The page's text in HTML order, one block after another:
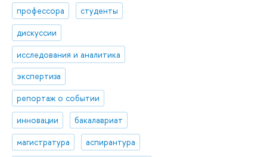
профессора
студенты
дискуссии
исследования и аналитика
экспертиза
репортаж о событии
инновации
бакалавриат
магистратура
аспирантура